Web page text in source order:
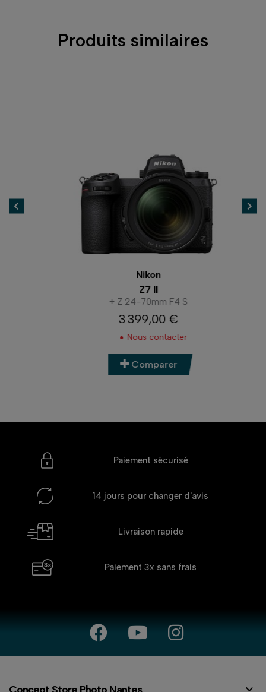
Produits similaires
Nikon
Z7 II
+ Z 24-70mm F4 S
Prix
3 399,00 €
Nous contacter
Comparer
Paiement sécurisé
14 jours pour changer d'avis
Livraison rapide
Paiement 3x sans frais